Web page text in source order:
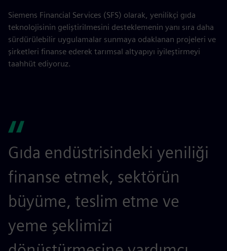
Siemens Financial Services (SFS) olarak, yenilikçi gıda
teknolojisinin geliştirilmesini desteklemenin yanı sıra daha
sürdürülebilir uygulamalar sunmaya odaklanan projeleri ve
şirketleri finanse ederek tarımsal altyapıyı iyileştirmeyi
taahhüt ediyoruz.
Gıda endüstrisindeki yeniliği
finanse etmek, sektörün
büyüme, teslim etme ve
yeme şeklimizi